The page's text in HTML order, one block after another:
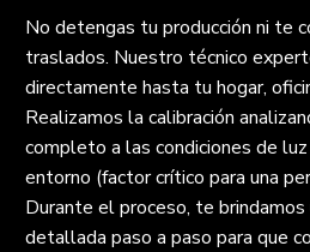
No detengas tu producción ni te
traslados. Nuestro técnico
directamente hasta tu hogar,
Realizamos la calibración
completo a las condiciones de
entorno (factor crítico para una
Durante el proceso, te brindamos
detallada paso a paso para que